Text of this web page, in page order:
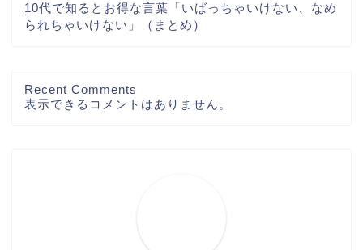
10代で知るとお得な言葉「いばっちゃいけない、なめ
られちゃいけない」（まとめ）
Recent Comments
表示できるコメントはありません。